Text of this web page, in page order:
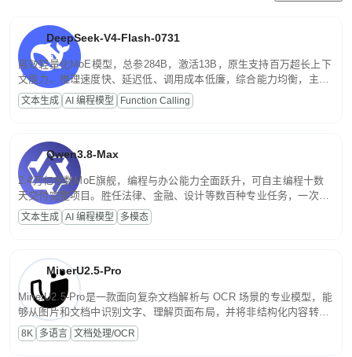
DeepSeek-V4-Flash-0731
高效轻量化MoE模型，总参284B，激活13B，原生支持百万超长上下
文能力。推理速度快、延迟低、调用成本低廉，综合能力均衡，主打
高并发、轻量化任务，适合日常对话、内容创作、基础 RAG、批量
文案处理等普惠刚需场景。
文本生成 AI 编程模型 Function Calling
Qwen3.8-Max
2.4万亿参数MoE旗舰，编程与办公能力全面跃升，可自主编程十数
天交付完整项目。胜任法律、金融、设计等数百种专业任务，一次对
话端到端交付生产级成果。原生视觉理解贯穿规划、执行与验证全流
程，支持超长文档与长视频的深度语义解析。长程任务中自主规划与
文本生成 AI 编程模型 多模态
MinerU2.5-Pro
MinerU2.5-Pro是一款面向复杂文档解析与 OCR 场景的专业模型，能
够从图片和文档中识别文字、理解页面布局，并将非结构化内容转换
为便于存储、检索和二次处理的结构化结果。
8K 多语言 文档处理/OCR